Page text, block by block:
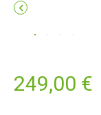

249,00 €